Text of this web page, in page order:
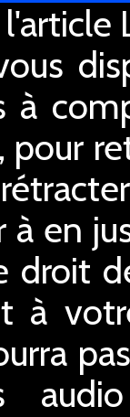
à
à en
droit
à